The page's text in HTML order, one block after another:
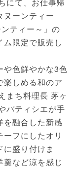
にて、お仕事帰
ヌーンティー
ティー～」の
限定で販売し
や色鮮やかな3色
楽しめる和のア
まち料理長 茅ヶ
パティシエが手
を融合した新感
フにしたオリ
盛り付けま
など涼を感じ